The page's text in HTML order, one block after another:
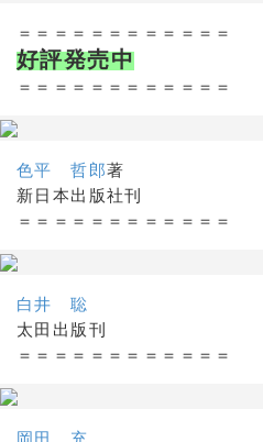
＝＝＝＝＝＝＝＝＝＝＝＝
好評発売中
＝＝＝＝＝＝＝＝＝＝＝＝
色平 哲郎著
新日本出版社刊
＝＝＝＝＝＝＝＝＝＝＝＝
白井 聡
太田出版刊
＝＝＝＝＝＝＝＝＝＝＝＝
岡田 充